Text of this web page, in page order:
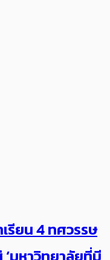
รียน 4 ทศวรรษ